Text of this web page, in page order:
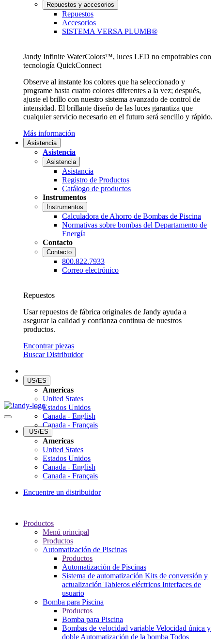
Repuestos y accesorios
Repuestos
Accesorios
SISTEMA VERSA PLUMB®
Jandy Infinite WaterColors™, luces LED no empotrables con
tecnología QuickConnect
Observe al instante los colores que ha seleccionado y
programe hasta cuatro colores diferentes a la vez; después,
ajuste el brillo con nuestro sistema avanzado de control de
intensidad. El brillante diseño de las luces garantiza que
cualquier servicio necesario en el futuro será sencillo y rápido.
Más información
Asistencia
Asistencia
Asistencia
Asistancia
Registro de Productos
Catálogo de productos
Instrumentos
Instrumentos
Calculadora de Ahorro de Bombas de Piscina
Normativas sobre bombas del Departamento de
Energía
Contacto
Contacto
800.822.7933
Correo electrónico
Repuestos
Usar repuestos de fábrica originales de Jandy ayuda a
asegurar la calidad y confianza continua de nuestros
productos.
Encontrar piezas
Buscar Distribuidor
US/ES
Americas
United States
Estados Unidos
Canada - English
Canada - Français
US/ES
Americas
United States
Estados Unidos
Canada - English
Canada - Français
Encuentre un distribuidor
Productos
Menú principal
Productos
Automatización de Piscinas
Productos
Automatización de Piscinas
Sistema de automatización Kits de conversión y
actualización Tableros eléctricos Interfaces de
usuario
Bomba para Piscina
Productos
Bomba para Piscina
Bombas de velocidad variable Velocidad única y
doble Automatización de la bomba Todos